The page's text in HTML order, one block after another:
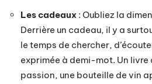
Les cadeaux : Oubliez la
Derrière un cadeau, il y a
le temps de chercher,
exprimée à demi-mot. Un livre
passion, une bouteille de vin